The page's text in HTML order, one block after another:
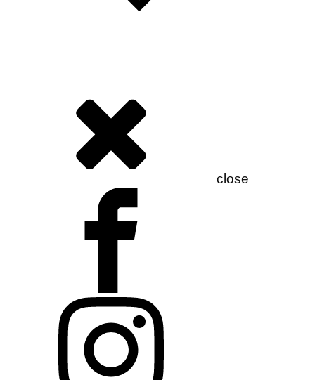
close